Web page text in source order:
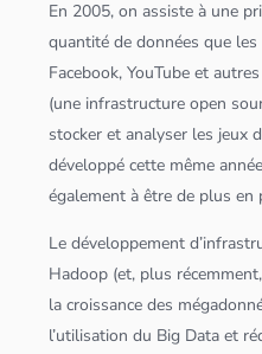
En 2005, on assiste à une
quantité dedonnées que
Facebook, YouTube et
(une infrastructureopen
stocker et analyser les jeux
développé cette même
également à être de plus
Le développement
Hadoop (et, plus récemment,
la croissance des méga
l’utilisation du Big Data et